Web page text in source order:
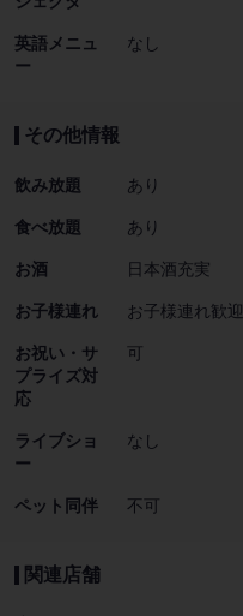
英語メニュ
ー
なし
その他情報
飲み放題 あり
食べ放題 あり
お酒 日本酒充実
お子様連れ お子様連れ歓迎
お祝い・サ
プライズ対
応
可
ライブショ
ー
なし
ペット同伴 不可
関連店舗